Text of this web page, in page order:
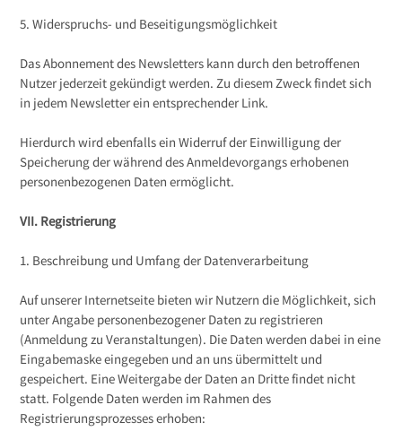
5. Widerspruchs- und Beseitigungsmöglichkeit
Das Abonnement des Newsletters kann durch den betroffenen
Nutzer jederzeit gekündigt werden. Zu diesem Zweck findet sich
in jedem Newsletter ein entsprechender Link.
Hierdurch wird ebenfalls ein Widerruf der Einwilligung der
Speicherung der während des Anmeldevorgangs erhobenen
personenbezogenen Daten ermöglicht.
VII. Registrierung
1. Beschreibung und Umfang der Datenverarbeitung
Auf unserer Internetseite bieten wir Nutzern die Möglichkeit, sich
unter Angabe personenbezogener Daten zu registrieren
(Anmeldung zu Veranstaltungen). Die Daten werden dabei in eine
Eingabemaske eingegeben und an uns übermittelt und
gespeichert. Eine Weitergabe der Daten an Dritte findet nicht
statt. Folgende Daten werden im Rahmen des
Registrierungsprozesses erhoben: